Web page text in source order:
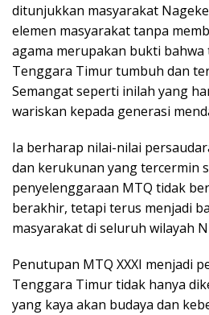
ditunjukkan masyarakat
elemen masyarakat tanpa
agama merupakan bukti bahwa
Tenggara Timur tumbuh dan
Semangat seperti inilah yang
wariskan kepada generasi
Ia berharap nilai-nilai
dan kerukunan yang tercermin
penyelenggaraan MTQ tidak
berakhir, tetapi terus menjadi
masyarakat di seluruh wilayah
Penutupan MTQ XXXI menjadi
Tenggara Timur tidak hanya
yang kaya akan budaya dan